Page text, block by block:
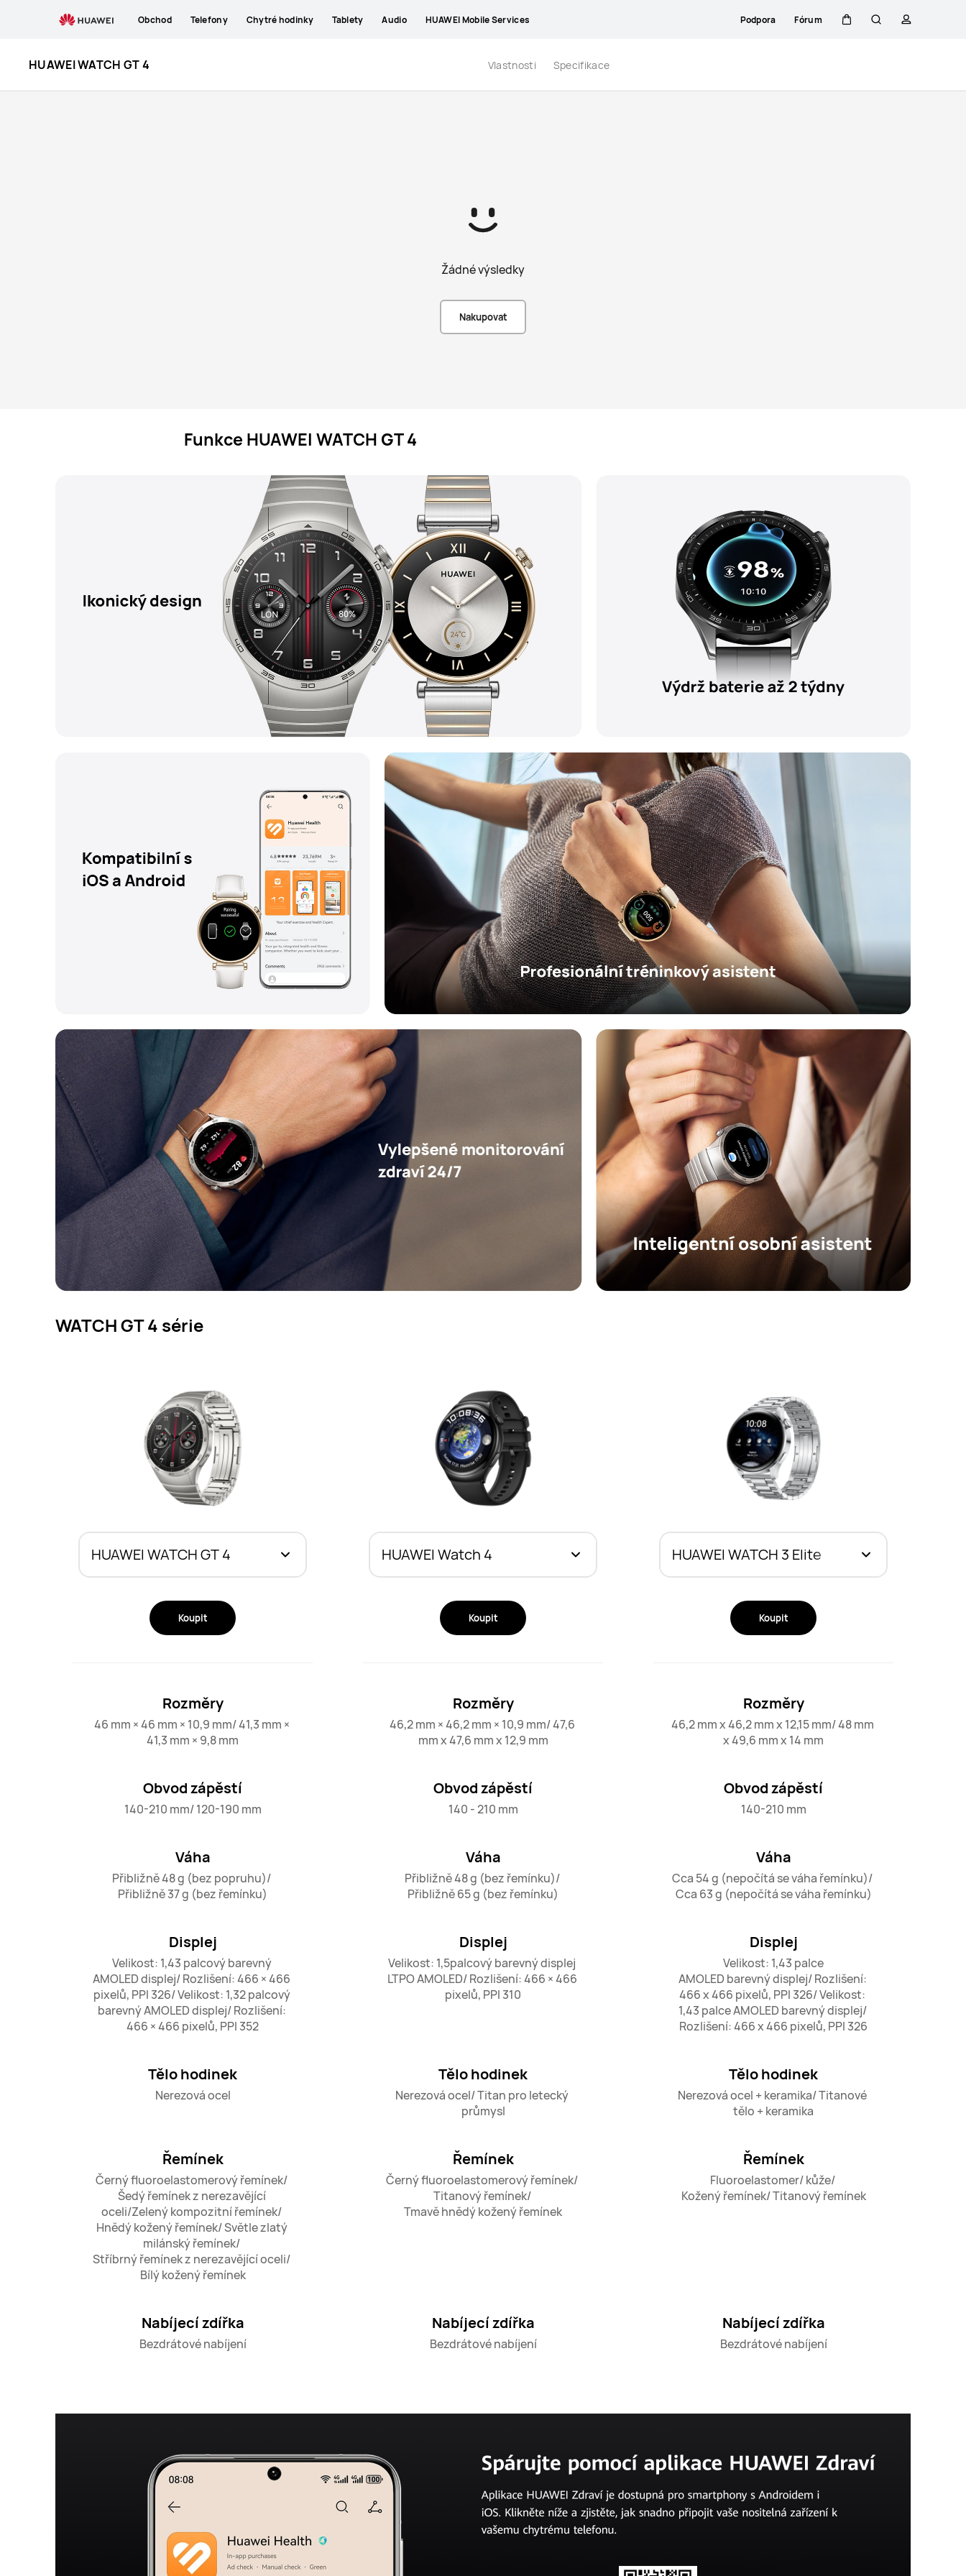
HUAWEI
WATCH
GT
Obchod Telefony Chytré hodinky Tablety Audio HUAWEI Mobile Services Podpora Fórum
HUAWEI WATCH GT 4
Vlastnosti Specifikace
Žádné výsledky
Nakupovat
Funkce HUAWEI WATCH GT 4
WATCH GT 4 série
Koupit
Rozměry
46 mm × 46 mm × 10,9 mm/ 41,3 mm ×
41,3 mm × 9,8 mm
Obvod zápěstí
140-210 mm/ 120-190 mm
Váha
Přibližně 48 g (bez popruhu)/
Přibližně 37 g (bez řemínku)
Displej
Velikost: 1,43 palcový barevný
AMOLED displej/ Rozlišení: 466 × 466
pixelů, PPI 326/ Velikost: 1,32 palcový
barevný AMOLED displej/ Rozlišení:
466 × 466 pixelů, PPI 352
Tělo hodinek
Nerezová ocel
Řemínek
Černý fluoroelastomerový řemínek/
Šedý řemínek z nerezavějící
oceli/Zelený kompozitní řemínek/
Hnědý kožený řemínek/ Světle zlatý
milánský řemínek/
Stříbrný řemínek z nerezavějící oceli/
Bílý kožený řemínek
Nabíjecí zdířka
Bezdrátové nabíjení
Koupit
Rozměry
46,2 mm × 46,2 mm × 10,9 mm/ 47,6
mm x 47,6 mm x 12,9 mm
Obvod zápěstí
140 - 210 mm
Váha
Přibližně 48 g (bez řemínku)/
Přibližně 65 g (bez řemínku)
Displej
Velikost: 1,5palcový barevný displej
LTPO AMOLED/ Rozlišení: 466 × 466
pixelů, PPI 310
Tělo hodinek
Nerezová ocel/ Titan pro letecký
průmysl
Řemínek
Černý fluoroelastomerový řemínek/
Titanový řemínek/
Tmavě hnědý kožený řemínek
Nabíjecí zdířka
Bezdrátové nabíjení
Koupit
Rozměry
46,2 mm x 46,2 mm x 12,15 mm/ 48 mm
x 49,6 mm x 14 mm
Obvod zápěstí
140-210 mm
Váha
Cca 54 g (nepočítá se váha řemínku)/
Cca 63 g (nepočítá se váha řemínku)
Displej
Velikost: 1,43 palce
AMOLED barevný displej/ Rozlišení:
466 x 466 pixelů, PPI 326/ Velikost:
1,43 palce AMOLED barevný displej/
Rozlišení: 466 x 466 pixelů, PPI 326
Tělo hodinek
Nerezová ocel + keramika/ Titanové
tělo + keramika
Řemínek
Fluoroelastomer/ kůže/
Kožený řemínek/ Titanový řemínek
Nabíjecí zdířka
Bezdrátové nabíjení